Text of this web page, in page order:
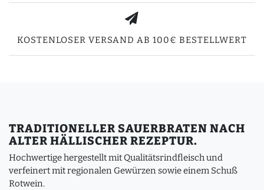
KOSTENLOSER VERSAND AB 100€ BESTELLWERT
TRADITIONELLER SAUERBRATEN NACH
ALTER HÄLLISCHER REZEPTUR.
Hochwertige hergestellt mit Qualitätsrindfleisch und
verfeinert mit regionalen Gewürzen sowie einem Schuß
Rotwein.